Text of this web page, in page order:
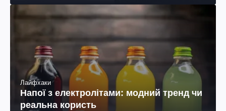
Лайфхаки
Напої з електролітами: модний тренд чи
реальна користь